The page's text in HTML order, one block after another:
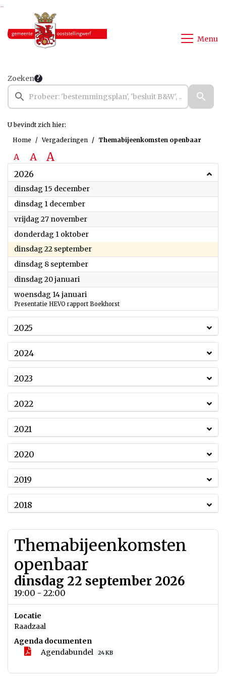
Ga naar de inhoud van deze pagina
Ga naar het zoeken
Ga naar het menu
Menu
Zoeken
U bevindt zich hier:
Home
Vergaderingen Themabijeenkomsten openbaar
A A A
2026
dinsdag 15 december2026
dinsdag 1 december2026
vrijdag 27 november2026
donderdag 1 oktober2026
dinsdag 22 september2026
dinsdag 8 september2026
dinsdag 20 januari
woensdag 14 januari
Presentatie HEVO rapport Boekhorst
2025
2024
2023
2022
2021
2020
2019
2018
Themabijeenkomsten
openbaar
dinsdag 22 september 2026
19:00 - 22:00
Locatie
Raadzaal
Agenda documenten
Agendabundel
24 KB